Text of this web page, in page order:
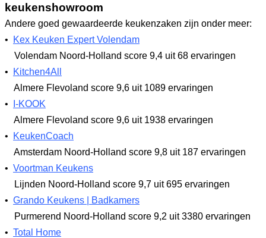
keukenshowroom
Andere goed gewaardeerde keukenzaken zijn onder meer:
•
Kex Keuken Expert Volendam
Volendam Noord-Holland score 9,4 uit 68 ervaringen
•
Kitchen4All
Almere Flevoland score 9,6 uit 1089 ervaringen
•
I-KOOK
Almere Flevoland score 9,6 uit 1938 ervaringen
•
KeukenCoach
Amsterdam Noord-Holland score 9,8 uit 187 ervaringen
• Voortman Keukens
Lijnden Noord-Holland score 9,7 uit 695 ervaringen
• Grando Keukens | Badkamers
Purmerend Noord-Holland score 9,2 uit 3380 ervaringen
• Total Home